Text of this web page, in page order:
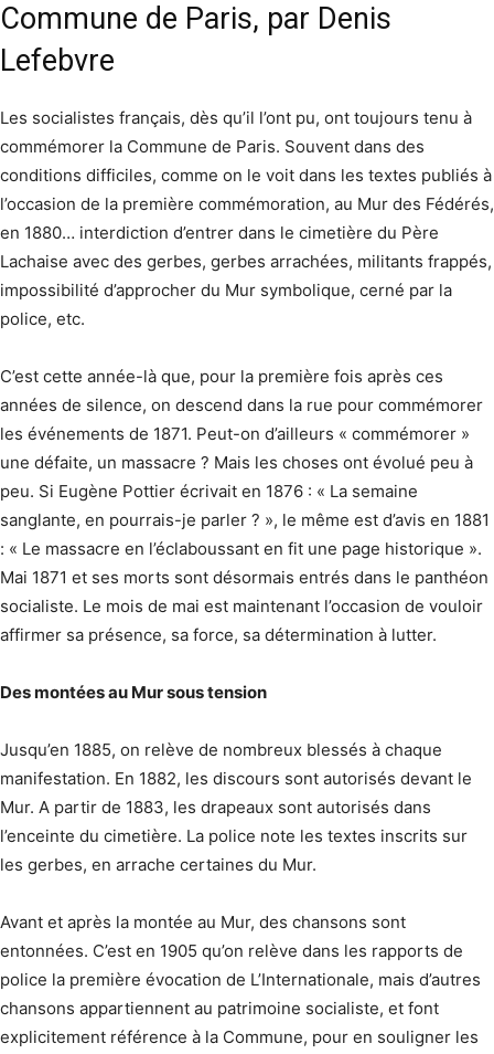
Commune de Paris, par Denis
Lefebvre
Les socialistes français, dès qu’il l’ont pu, ont toujours tenu à
commémorer la Commune de Paris. Souvent dans des
conditions difficiles, comme on le voit dans les textes publiés à
l’occasion de la première commémoration, au Mur des Fédérés,
en 1880… interdiction d’entrer dans le cimetière du Père
Lachaise avec des gerbes, gerbes arrachées, militants frappés,
impossibilité d’approcher du Mur symbolique, cerné par la
police, etc.
C’est cette année-là que, pour la première fois après ces
années de silence, on descend dans la rue pour commémorer
les événements de 1871. Peut-on d’ailleurs « commémorer »
une défaite, un massacre ? Mais les choses ont évolué peu à
peu. Si Eugène Pottier écrivait en 1876 : « La semaine
sanglante, en pourrais-je parler ? », le même est d’avis en 1881
: « Le massacre en l’éclaboussant en fit une page historique ».
Mai 1871 et ses morts sont désormais entrés dans le panthéon
socialiste. Le mois de mai est maintenant l’occasion de vouloir
affirmer sa présence, sa force, sa détermination à lutter.
Des montées au Mur sous tension
Jusqu’en 1885, on relève de nombreux blessés à chaque
manifestation. En 1882, les discours sont autorisés devant le
Mur. A partir de 1883, les drapeaux sont autorisés dans
l’enceinte du cimetière. La police note les textes inscrits sur
les gerbes, en arrache certaines du Mur.
Avant et après la montée au Mur, des chansons sont
entonnées. C’est en 1905 qu’on relève dans les rapports de
police la première évocation de L’Internationale, mais d’autres
chansons appartiennent au patrimoine socialiste, et font
explicitement référence à la Commune, pour en souligner les